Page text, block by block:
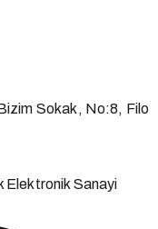
Sokak, No:8, Filo
Elektronik Sanayi